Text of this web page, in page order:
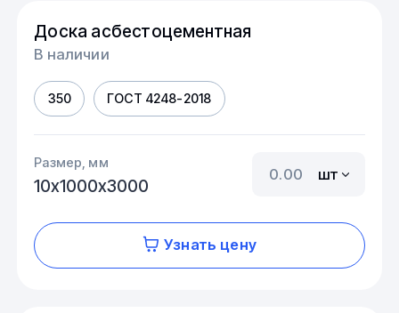
Доска асбестоцементная
В наличии
350 ГОСТ 4248-2018
Размер, мм
10х1000х3000
шт
Узнать цену